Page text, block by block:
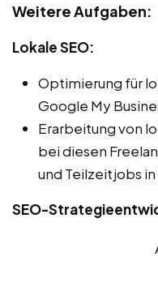
Weitere Aufgaben:
Lokale SEO:
Optimierung für
Google My
Erarbeitung von
bei diesen
und Teilzeitjobs
SEO-